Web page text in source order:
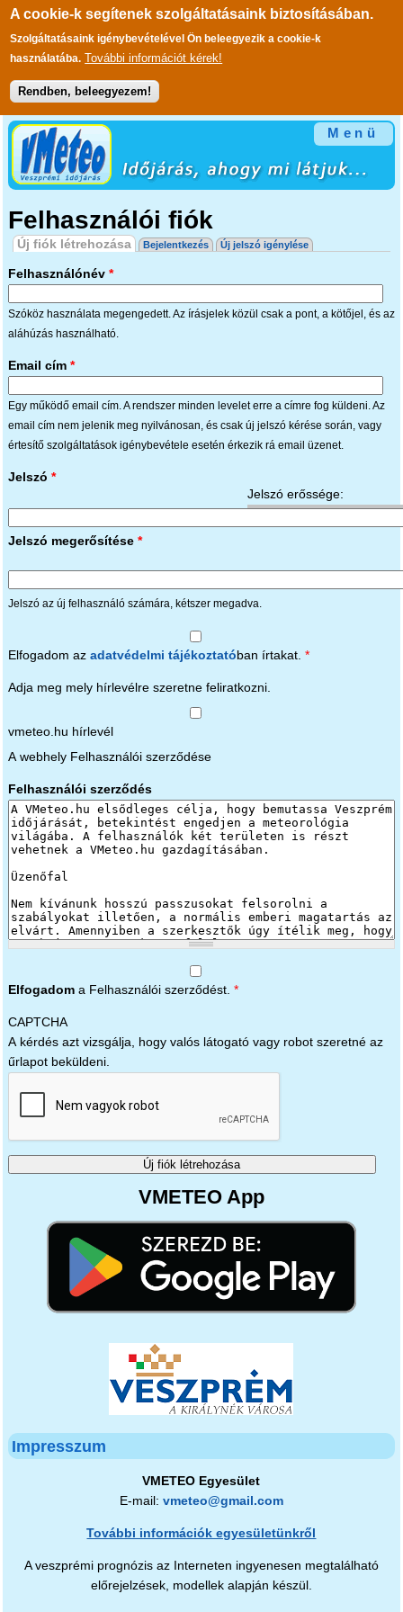
A cookie-k segítenek szolgáltatásaink biztosításában.
Szolgáltatásaink igénybevételével Ön beleegyezik a cookie-k
használatába. További információt kérek!
Rendben, beleegyezem!
Ugrás a tartalomra
Menü
Felhasználói fiók
Elsődleges fülek
Új fiók létrehozása(aktív fül)
Bejelentkezés Új jelszó igénylése
Felhasználónév *
Szóköz használata megengedett. Az írásjelek közül csak a pont, a kötőjel, és az
aláhúzás használható.
Email cím *
Egy működő email cím. A rendszer minden levelet erre a címre fog küldeni. Az
email cím nem jelenik meg nyilvánosan, és csak új jelszó kérése során, vagy
értesítő szolgáltatások igénybevétele esetén érkezik rá email üzenet.
Jelszó erőssége:
Jelszó *
Jelszó megerősítése *
Jelszó az új felhasználó számára, kétszer megadva.
Elfogadom az adatvédelmi tájékoztató ban írtakat. *
Adja meg mely hírlevélre szeretne feliratkozni.
vmeteo.hu hírlevél
A webhely Felhasználói szerződése
Felhasználói szerződés
Elfogadoma Felhasználói szerződést. *
CAPTCHA
A kérdés azt vizsgálja, hogy valós látogató vagy robot szeretné az
űrlapot beküldeni.
VMETEO App
Impresszum
VMETEO Egyesület
E-mail: vmeteo@gmail.com
További információk egyesületünkről
A veszprémi prognózis az Interneten ingyenesen megtalálható
előrejelzések, modellek alapján készül.